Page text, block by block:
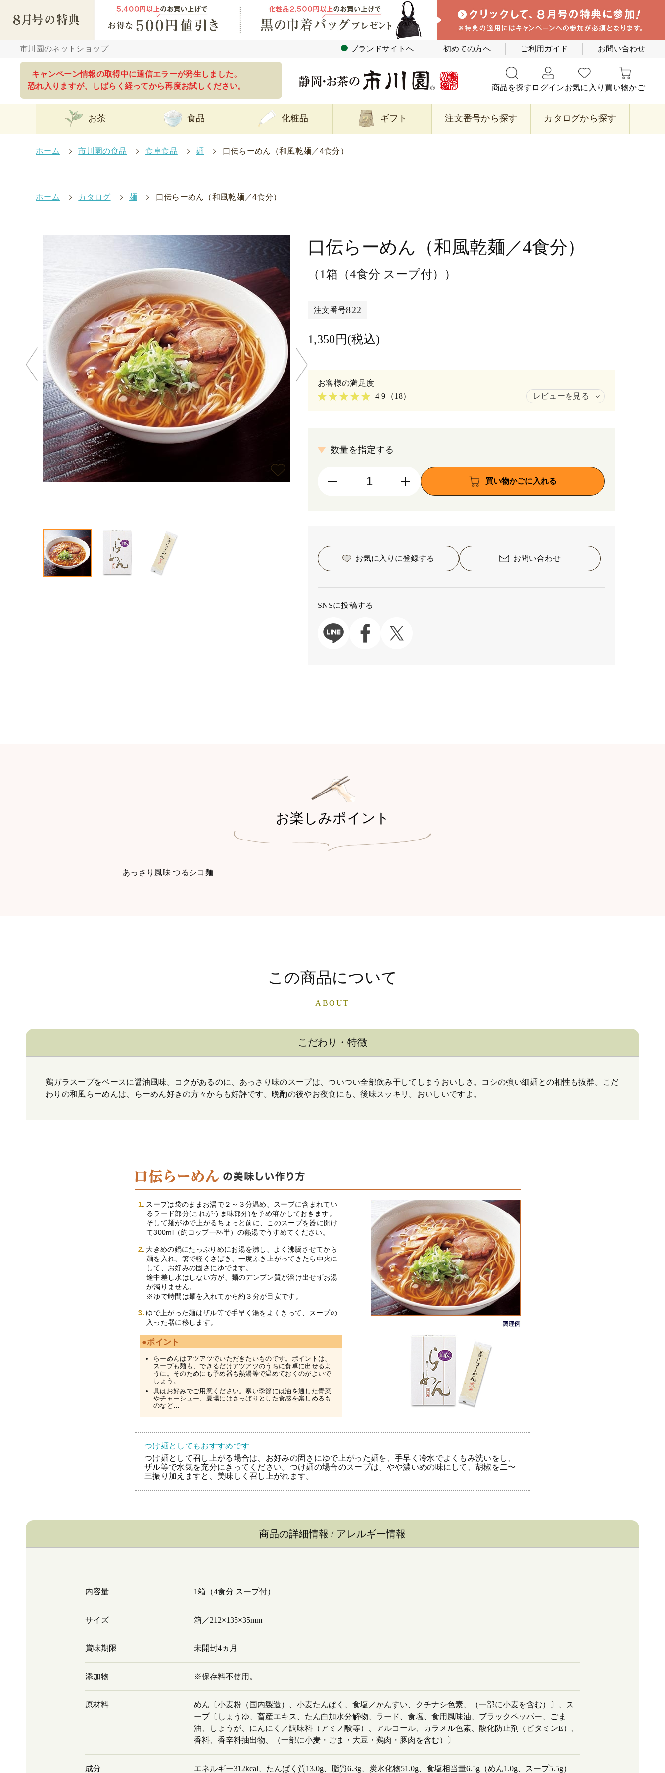
市川園のネットショップ ブランドサイトへ 初めての方へ ご利用ガイド お問い合わせ
キャンペーン情報の取得中に通信エラーが発生しました。
恐れ入りますが、しばらく経ってから再度お試しください。
商品を探す ログインお気に入り 買い物かご
お茶 食品 化粧品 ギフト 注文番号から探す カタログから探す
ホーム > 市川園の食品 > 食卓食品 > 麺 > 口伝らーめん（和風乾麺／4食分）
ホーム > カタログ > 麺 > 口伝らーめん（和風乾麺／4食分）
口伝らーめん（和風乾麺／4食分）
（1箱（4食分 スープ付））
注文番号822
1,350円(税込)
4.9 （18） レビューを見る
数量を指定する
買い物かごに入れる
お気に入りに登録する お問い合わせ
SNSに投稿する
お楽しみポイント
あっさり風味 つるシコ麺
この商品について
ABOUT
こだわり・特徴
鶏ガラスープをベースに醤油風味。コクがあるのに、あっさり味のスープは、ついつい全部飲み干してしまうおいしさ。コシの強い細麺との相性も抜群。こだ
わりの和風らーめんは、らーめん好きの方々からも好評です。晩酌の後やお夜食にも、後味スッキリ。おいしいですよ。
スープは袋のままお湯で２～３分温め、スープに含まれてい
るラード部分(これがうま味部分)を予め溶かしておきます。
そして麺がゆで上がるちょっと前に、このスープを器に開け
て300ml（約コップ一杯半）の熱湯でうすめてください。
大きめの鍋にたっぷりめにお湯を沸し、よく沸騰させてから
麺を入れ、箸で軽くさばき、一度ふき上がってきたら中火に
して、お好みの固さにゆでます。
途中差し水はしない方が、麺のデンプン質が溶け出せずお湯
が濁りません。
※ゆで時間は麺を入れてから約３分が目安です。
ゆで上がった麺はザル等で手早く湯をよくきって、スープの
入った器に移します。
●ポイント
らーめんはアツアツでいただきたいものです。ポイントは、
スープも麺も、できるだけアツアツのうちに食卓に出せるよ
うに。そのためにも予め器も熱湯等で温めておくのがよいで
しょう。
具はお好みでご用意ください。寒い季節には油を通した青菜
やチャーシュー、夏場にはさっぱりとした食感を楽しめるも
のなど…
つけ麺としてもおすすめです
つけ麺として召し上がる場合は、お好みの固さにゆで上がった麺を、手早く冷水でよくもみ洗いをし、
ザル等で水気を充分にきってください。つけ麺の場合のスープは、やや濃いめの味にして、胡椒を二〜
三振り加えますと、美味しく召し上がれます。
商品の詳細情報 / アレルギー情報
内容量 1箱（4食分 スープ付）
サイズ 箱／212×135×35mm
賞味期限 未開封4ヵ月
添加物 ※保存料不使用。
原材料
めん〔小麦粉（国内製造）、小麦たんぱく、食塩／かんすい、クチナシ色素、（一部に小麦を含む）〕、ス
ープ〔しょうゆ、畜産エキス、たん白加水分解物、ラード、食塩、食用風味油、ブラックペッパー、ごま
油、しょうが、にんにく／調味料（アミノ酸等）、アルコール、カラメル色素、酸化防止剤（ビタミンE）、
香料、香辛料抽出物、（一部に小麦・ごま・大豆・鶏肉・豚肉を含む）〕
成分 エネルギー312kcal、たんぱく質13.0g、脂質6.3g、炭水化物51.0g、食塩相当量6.5g（めん1.0g、スープ5.5g）